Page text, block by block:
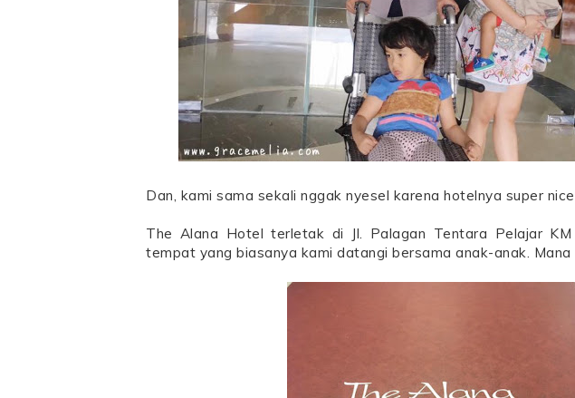
Dan, kami sama sekali nggak nyesel karena hotelnya super
The Alana Hotel terletak di Jl. Palagan Tentara Pelajar
tempat yang biasanya kami datangi bersama anak-anak. Mana